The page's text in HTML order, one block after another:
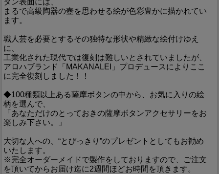
タン表面には、
まるで高級陶器の壺を思わせる絵が色彩豊かに描かれてい
ます。
職人芸を必要とするその独特な形状や精緻な絵付けゆえ
に、
工業化された現代では復刻は難しいとされていましたが、
アロハブランド「MAKANALEI」プロデュースによりここ
に完全復刻しました！！
◆100種類以上ある薩摩ボタンの中から、お気に入りの絵
柄を選んで、
「あなただけのとっておきの薩摩ボタンアクセサリーをお
楽しみ下さい。」
大切な人への、“とびっきり”のプレゼントとしてもお勧め
いたします。
※完全オーダーメイドで製作をしておりますので、ご注文
を頂いてからお届け迄に2週間ほどお時間を頂きます。